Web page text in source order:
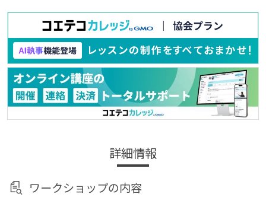
詳細情報
ワークショップの内容